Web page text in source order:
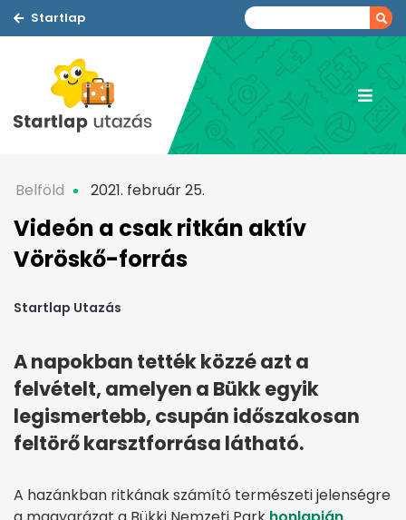
Startlap
Belföld 2021. február 25.
Videón a csak ritkán aktív
Vöröskő-forrás
Startlap Utazás
A napokban tették közzé azt a
felvételt, amelyen a Bükk egyik
legismertebb, csupán időszakosan
feltörő karsztforrása látható.
A hazánkban ritkának számító természeti jelenségre